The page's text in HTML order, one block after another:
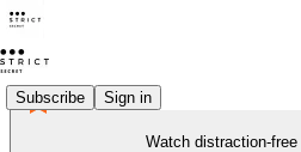
Subscribe Sign in
Watch distraction-